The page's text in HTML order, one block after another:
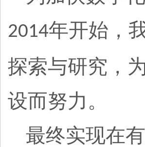
2014年开始，
探索与研究，
设而努力。
最终实现在